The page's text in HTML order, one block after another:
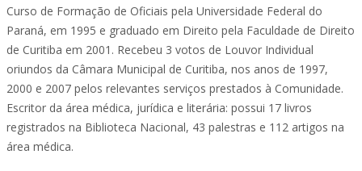
Curso de Formação de Oficiais pela Universidade Federal do
Paraná, em 1995 e graduado em Direito pela Faculdade de Direito
de Curitiba em 2001. Recebeu 3 votos de Louvor Individual
oriundos da Câmara Municipal de Curitiba, nos anos de 1997,
2000 e 2007 pelos relevantes serviços prestados à Comunidade.
Escritor da área médica, jurídica e literária: possui 17 livros
registrados na Biblioteca Nacional, 43 palestras e 112 artigos na
área médica.